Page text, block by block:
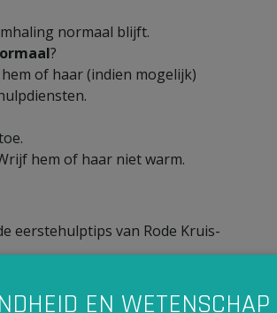
normaal blijft.
?
of haar (indien mogelijk)
hem of haar niet warm.
eerstehulptips van Rode Kruis-